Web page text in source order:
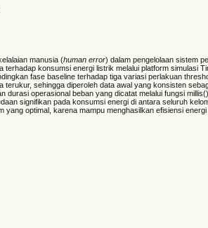
manusia (human error) dalam pengelolaan sistem
terhadap konsumsi energi listrik melalui platform simulasi
fase baseline terhadap tiga variasi perlakuan
sehingga diperoleh data awal yang konsisten
durasi operasional beban yang dicatat melalui fungsi
signifikan pada konsumsi energi di antara seluruh
optimal, karena mampu menghasilkan efisiensi